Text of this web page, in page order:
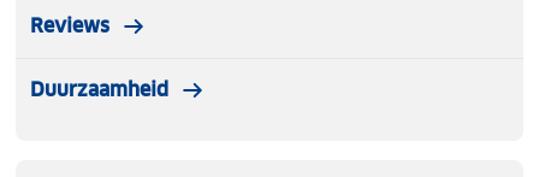
Reviews
Duurzaamheid